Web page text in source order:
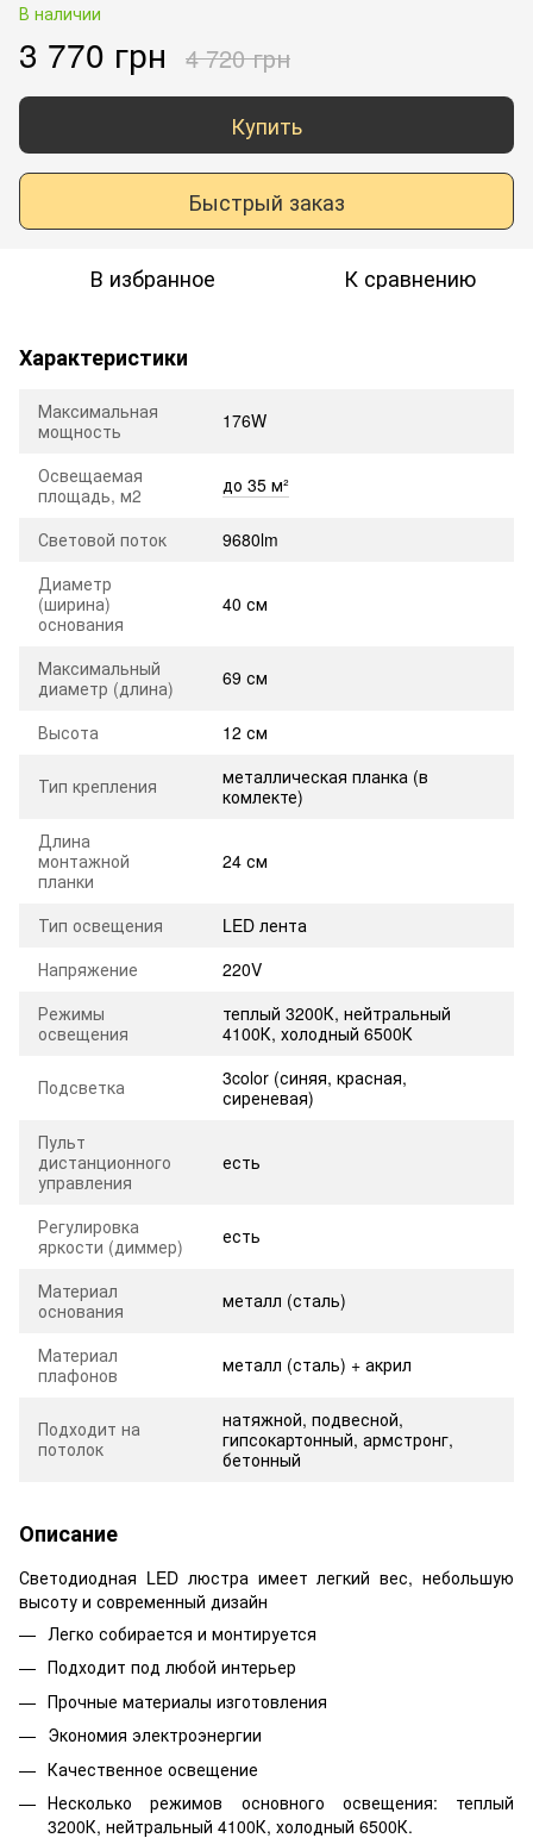
В наличии
3 770 грн 4 720 грн
Купить
Быстрый заказ
В избранное К сравнению
Характеристики
Максимальная
мощность
176W
Освещаемая
площадь, м2
до 35 м²
Световой поток
9680lm
Диаметр
(ширина)
основания
40 см
Максимальный
диаметр (длина)
69 см
Высота 12 см
Тип крепления
металлическая планка (в
комлекте)
Длина
монтажной
планки
24 см
Тип освещения
LED лента
Напряжение
220V
Режимы
освещения
теплый 3200К, нейтральный
4100К, холодный 6500К
Подсветка
3color (синяя, красная,
сиреневая)
Пульт
дистанционного
управления
есть
Регулировка
яркости (диммер)
есть
Материал
основания
металл (сталь)
Материал
плафонов
металл (сталь) + акрил
Подходит на
потолок
натяжной, подвесной,
гипсокартонный, армстронг,
бетонный
Описание
Светодиодная LED люстра имеет легкий вес, небольшую
высоту и современный дизайн
Легко собирается и монтируется
Подходит под любой интерьер
Прочные материалы изготовления
Экономия электроэнергии
Качественное освещение
Несколько режимов основного освещения: теплый
3200К, нейтральный 4100К, холодный 6500К.